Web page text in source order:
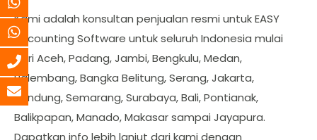
Kami adalah konsultan penjualan resmi untuk EASY
Accounting Software untuk seluruh Indonesia mulai
dari Aceh, Padang, Jambi, Bengkulu, Medan,
Palembang, Bangka Belitung, Serang, Jakarta,
Bandung, Semarang, Surabaya, Bali, Pontianak,
Balikpapan, Manado, Makasar sampai Jayapura.
Dapatkan info lebih lanjut dari kami dengan